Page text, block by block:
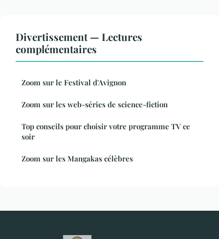
Divertissement — Lectures
complémentaires
Zoom sur le Festival d'Avignon
Zoom sur les web-séries de science-fiction
Top conseils pour choisir votre programme TV ce
soir
Zoom sur les Mangakas célèbres